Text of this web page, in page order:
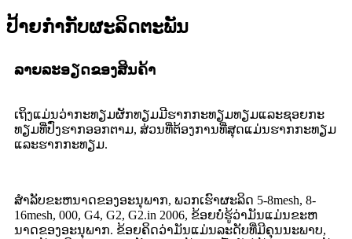
ປ້າຍກໍາກັບຜະລິດຕະພັນ
ລາຍລະອຽດຂອງສິນຄ້າ
ເຖິງແມ່ນວ່າກະທຽມຜັກທຽມມີຮາກກະທຽມທຽມແລະຊອຍກະ
ທຽມທີ່ປົ່ງຮາກອອກຕາມ, ສ່ວນທີ່ຕ້ອງການທີ່ສຸດແມ່ນຮາກກະທຽມ
ແລະຮາກກະທຽມ.
ສໍາລັບຂະຫນາດຂອງອະນຸພາກ, ພວກເຮົາຜະລິດ 5-8mesh, 8-
16mesh, 000, G4, G2, G2.in 2006, ຂ້ອຍບໍ່ຮູ້ວ່າມັນແມ່ນຂະຫ
ນາດຂອງອະນຸພາກ. ຂ້ອຍຄິດວ່າມັນແມ່ນລະດັບທີ່ມີຄຸນນະພາບ,